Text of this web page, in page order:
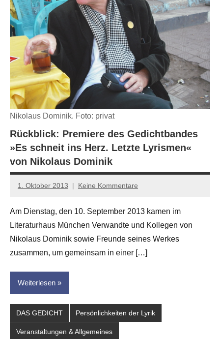
Nikolaus Dominik. Foto: privat
Rückblick: Premiere des Gedichtbandes
»Es schneit ins Herz. Letzte Lyrismen«
von Nikolaus Dominik
1. Oktober 2013
Anton
Leitner
Keine Kommentare
Am Dienstag, den 10. September 2013 kamen im
Literaturhaus München Verwandte und Kollegen von
Nikolaus Dominik sowie Freunde seines Werkes
zusammen, um gemeinsam in einer […]
Weiterlesen
DAS GEDICHT Persönlichkeiten der Lyrik
Veranstaltungen & Allgemeines